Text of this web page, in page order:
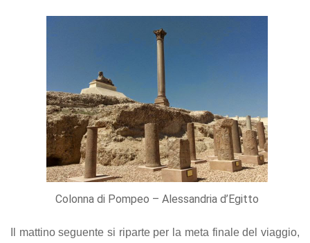
Colonna di Pompeo – Alessandria d’Egitto
Il mattino seguente si riparte per la meta finale del viaggio,